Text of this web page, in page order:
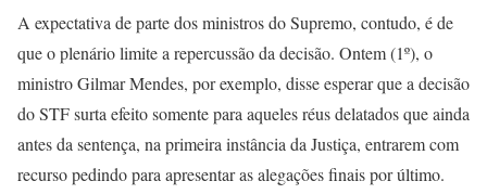
A expectativa de parte dos ministros do Supremo, contudo, é de
que o plenário limite a repercussão da decisão. Ontem (1º), o
ministro Gilmar Mendes, por exemplo, disse esperar que a decisão
do STF surta efeito somente para aqueles réus delatados que ainda
antes da sentença, na primeira instância da Justiça, entrarem com
recurso pedindo para apresentar as alegações finais por último.